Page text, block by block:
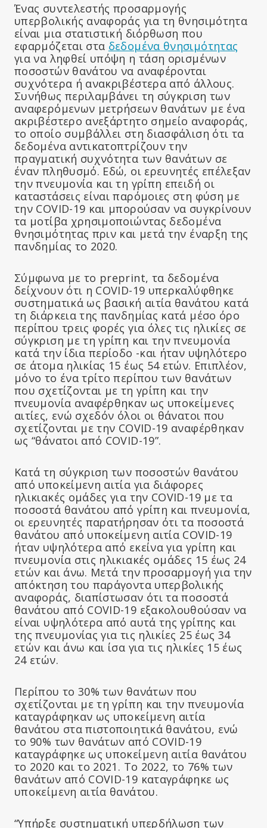
Ένας συντελεστής προσαρμογής
υπερβολικής αναφοράς για τη θνησιμότητα
είναι μια στατιστική διόρθωση που
εφαρμόζεται στα δεδομένα θνησιμότητας
για να ληφθεί υπόψη η τάση ορισμένων
ποσοστών θανάτου να αναφέρονται
συχνότερα ή ανακριβέστερα από άλλους.
Συνήθως περιλαμβάνει τη σύγκριση των
αναφερόμενων μετρήσεων θανάτων με ένα
ακριβέστερο ανεξάρτητο σημείο αναφοράς,
το οποίο συμβάλλει στη διασφάλιση ότι τα
δεδομένα αντικατοπτρίζουν την
πραγματική συχνότητα των θανάτων σε
έναν πληθυσμό. Εδώ, οι ερευνητές επέλεξαν
την πνευμονία και τη γρίπη επειδή οι
καταστάσεις είναι παρόμοιες στη φύση με
την COVID-19 και μπορούσαν να συγκρίνουν
τα μοτίβα χρησιμοποιώντας δεδομένα
θνησιμότητας πριν και μετά την έναρξη της
πανδημίας το 2020.
Σύμφωνα με το preprint, τα δεδομένα
δείχνουν ότι η COVID-19 υπερκαλύφθηκε
συστηματικά ως βασική αιτία θανάτου κατά
τη διάρκεια της πανδημίας κατά μέσο όρο
περίπου τρεις φορές για όλες τις ηλικίες σε
σύγκριση με τη γρίπη και την πνευμονία
κατά την ίδια περίοδο -και ήταν υψηλότερο
σε άτομα ηλικίας 15 έως 54 ετών. Επιπλέον,
μόνο το ένα τρίτο περίπου των θανάτων
που σχετίζονται με τη γρίπη και την
πνευμονία αναφέρθηκαν ως υποκείμενες
αιτίες, ενώ σχεδόν όλοι οι θάνατοι που
σχετίζονται με την COVID-19 αναφέρθηκαν
ως “θάνατοι από COVID-19”.
Κατά τη σύγκριση των ποσοστών θανάτου
από υποκείμενη αιτία για διάφορες
ηλικιακές ομάδες για την COVID-19 με τα
ποσοστά θανάτου από γρίπη και πνευμονία,
οι ερευνητές παρατήρησαν ότι τα ποσοστά
θανάτου από υποκείμενη αιτία COVID-19
ήταν υψηλότερα από εκείνα για γρίπη και
πνευμονία στις ηλικιακές ομάδες 15 έως 24
ετών και άνω. Μετά την προσαρμογή για την
απόκτηση του παράγοντα υπερβολικής
αναφοράς, διαπίστωσαν ότι τα ποσοστά
θανάτου από COVID-19 εξακολουθούσαν να
είναι υψηλότερα από αυτά της γρίπης και
της πνευμονίας για τις ηλικίες 25 έως 34
ετών και άνω και ίσα για τις ηλικίες 15 έως
24 ετών.
Περίπου το 30% των θανάτων που
σχετίζονται με τη γρίπη και την πνευμονία
καταγράφηκαν ως υποκείμενη αιτία
θανάτου στα πιστοποιητικά θανάτου, ενώ
το 90% των θανάτων από COVID-19
καταγράφηκε ως υποκείμενη αιτία θανάτου
το 2020 και το 2021. Το 2022, το 76% των
θανάτων από COVID-19 καταγράφηκε ως
υποκείμενη αιτία θανάτου.
“Υπήρξε συστηματική υπερδήλωση των